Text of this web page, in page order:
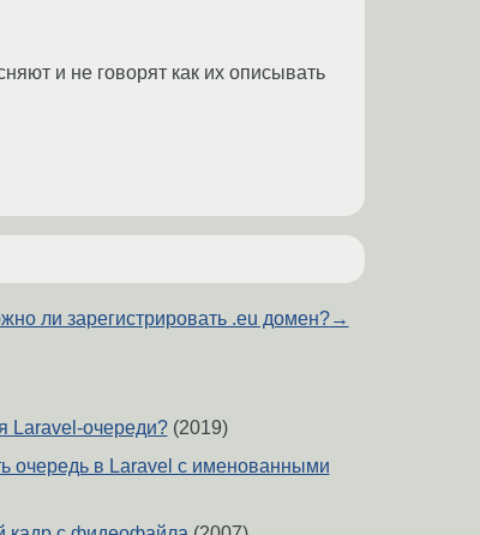
и не говорят как их описывать
ли зарегистрировать .eu домен?→
Laravel-очереди?(2019)
очередь в Laravel с именованными